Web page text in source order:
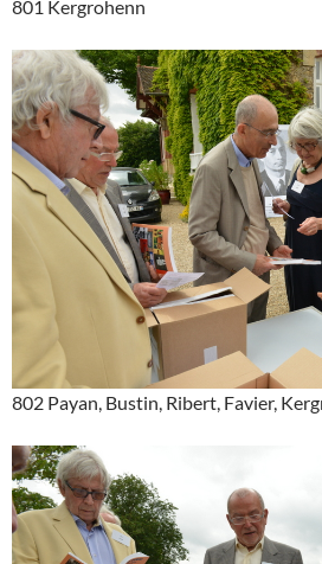
801 Kergrohenn
802 Payan, Bustin, Ribert, Favier,